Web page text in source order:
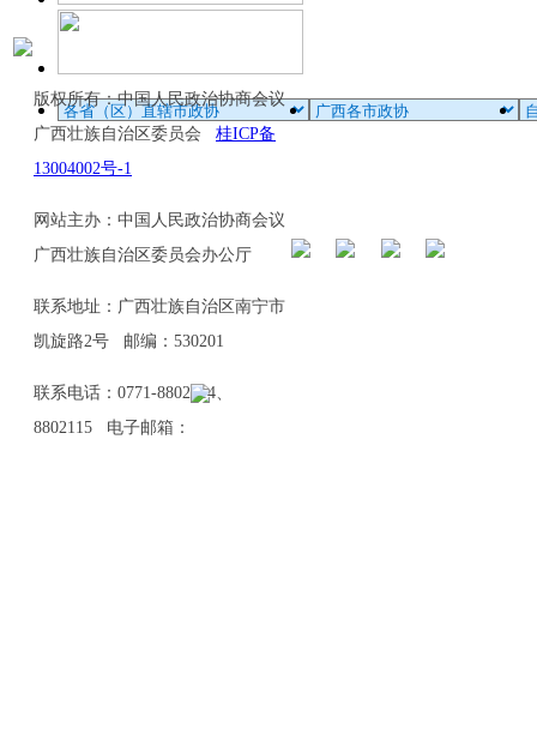
版权所有：中国人民政治协商会议
广西壮族自治区委员会 桂ICP备
13004002号-1
网站主办：中国人民政治协商会议
广西壮族自治区委员会办公厅
联系地址：广西壮族自治区南宁市
凯旋路2号 邮编：530201
联系电话：0771-8802114、
8802115 电子邮箱：